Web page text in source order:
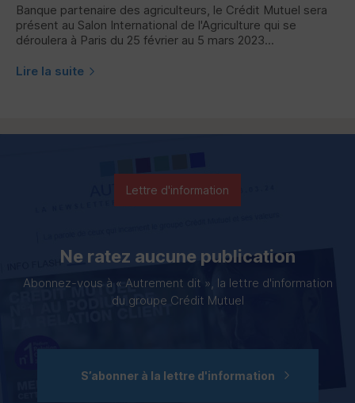
Banque partenaire des agriculteurs, le Crédit Mutuel sera
présent au Salon International de l'Agriculture qui se
déroulera à Paris du 25 février au 5 mars 2023...
Lire la suite
Lettre d'information
Ne ratez aucune publication
Abonnez-vous à « Autrement dit », la lettre d'information
du groupe Crédit Mutuel
S’abonner à la lettre d'information